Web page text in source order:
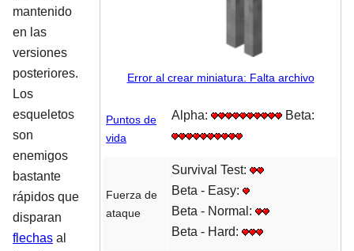
Error al crear miniatura: Falta archivo
Puntos de
vida
Alpha: Beta:
Fuerza de
ataque
Survival Test:
Beta - Easy:
Beta - Normal:
Beta - Hard:
mantenido
en las
versiones
posteriores.
Los
esqueletos
son
enemigos
bastante
rápidos que
disparan
flechas al